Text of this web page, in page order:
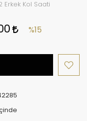
Erkek Kol Saati
%15